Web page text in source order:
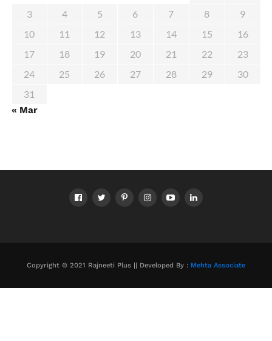
3
4 5 6 7 8
9
10
11 12 13 14 15
16
17
18 19 20 21 22
23
24
25 26 27 28 29
30
31
« Mar
Copyright © 2021 Rajneeti Plus || Developed By : Mehta Associate